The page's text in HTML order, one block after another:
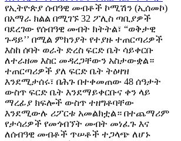
የኢትዮጵያ ሰብዓዊ መብቶች ኮሚሽን (ኢሰመኮ)
በአማራ ክልል በሚገኙ 32 ፖሊስ ጣቢያዎች
ባደረገው የሰብዓዊ መብት ክትትል፣ “ወቅታዊ
ጉዳይ’’ በሚል ምክንያት የተያዙ ተጠርጣሪዎች
እስከ ሰባት ወራት ድረስ ፍርድ ቤት ሳይቀርቡ
ለተራዘመ እስር መዳረጋቸውን አስታውቋል።
ተጠርጣሪዎች ያለ ፍርድ ቤት ትዕዛዝ
እንደሚታሰሩ፣ በሕጉ በተቀመጠው 48 ሰዓታት
ውስጥ ፍርድ ቤት እንደማይቀርቡና ቀን ላይ
ማረፊያ ክፍሎች ውስጥ ተዘግቶባቸው
እንደሚውሉ ሪፖርቱ አመልክቷል። በተጨማሪም
የታሳሪዎች የመጎብኘት መብት መነፈጉ እና
ለሰብዓዊ መብቶች ጥሠቶች ተጋላጭ ለሆኑ